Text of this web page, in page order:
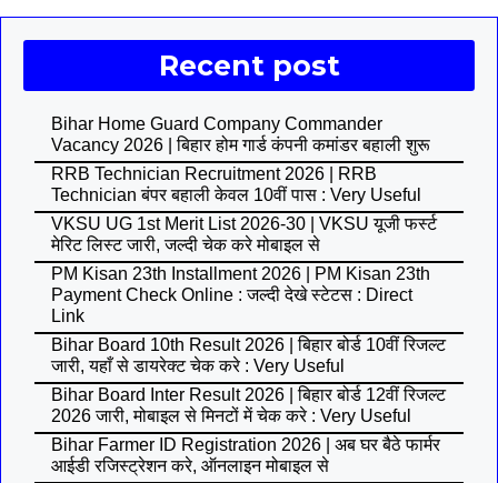
Recent post
Bihar Home Guard Company Commander
Vacancy 2026 | बिहार होम गार्ड कंपनी कमांडर बहाली शुरू
RRB Technician Recruitment 2026 | RRB
Technician बंपर बहाली केवल 10वीं पास : Very Useful
VKSU UG 1st Merit List 2026-30 | VKSU यूजी फर्स्ट
मेरिट लिस्ट जारी, जल्दी चेक करे मोबाइल से
PM Kisan 23th Installment 2026 | PM Kisan 23th
Payment Check Online : जल्दी देखे स्टेटस : Direct
Link
Bihar Board 10th Result 2026 | बिहार बोर्ड 10वीं रिजल्ट
जारी, यहाँ से डायरेक्ट चेक करे : Very Useful
Bihar Board Inter Result 2026 | बिहार बोर्ड 12वीं रिजल्ट
2026 जारी, मोबाइल से मिनटों में चेक करे : Very Useful
Bihar Farmer ID Registration 2026 | अब घर बैठे फार्मर
आईडी रजिस्ट्रेशन करे, ऑनलाइन मोबाइल से